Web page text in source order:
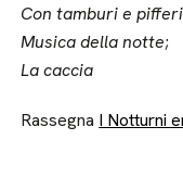
Con tamburi e pifferi
Musica della notte;
La caccia
Rassegna I Notturni